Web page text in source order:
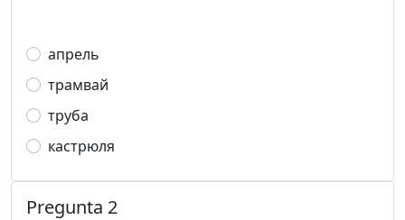
апрель
трамвай
труба
кастрюля
Pregunta 2